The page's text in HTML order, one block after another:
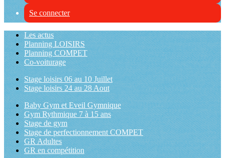
Se connecter
Les actus
Planning LOISIRS
Planning COMPET
Co-voiturage
Stage loisirs 06 au 10 Juillet
Stage loisirs 24 au 28 Aout
Baby Gym et Eveil Gymnique
Gym Rythmique 7 à 15 ans
Stage de gym
Stage de perfectionnement COMPET
GR Adultes
GR en compétition